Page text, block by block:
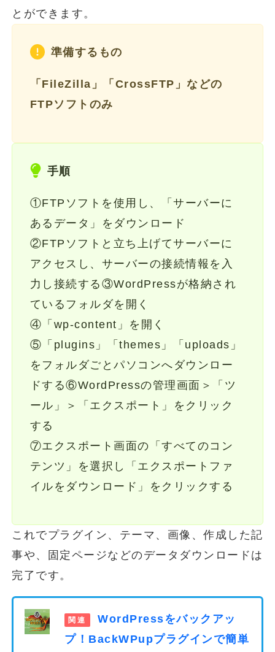
とができます。
準備するもの
「FileZilla」「CrossFTP」などの
FTPソフトのみ
手順
①FTPソフトを使用し、「サーバーに
あるデータ」をダウンロード
②FTPソフトと立ち上げてサーバーに
アクセスし、サーバーの接続情報を入
力し接続する③WordPressが格納され
ているフォルダを開く
④「wp-content」を開く
⑤「plugins」「themes」「uploads」
をフォルダごとパソコンへダウンロー
ドする⑥WordPressの管理画面＞「ツ
ール」＞「エクスポート」をクリック
する
⑦エクスポート画面の「すべてのコン
テンツ」を選択し「エクスポートファ
イルをダウンロード」をクリックする
これでプラグイン、テーマ、画像、作成した記
事や、固定ページなどのデータダウンロードは
完了です。
WordPressをバックアッ
プ！BackWPupプラグインで簡単